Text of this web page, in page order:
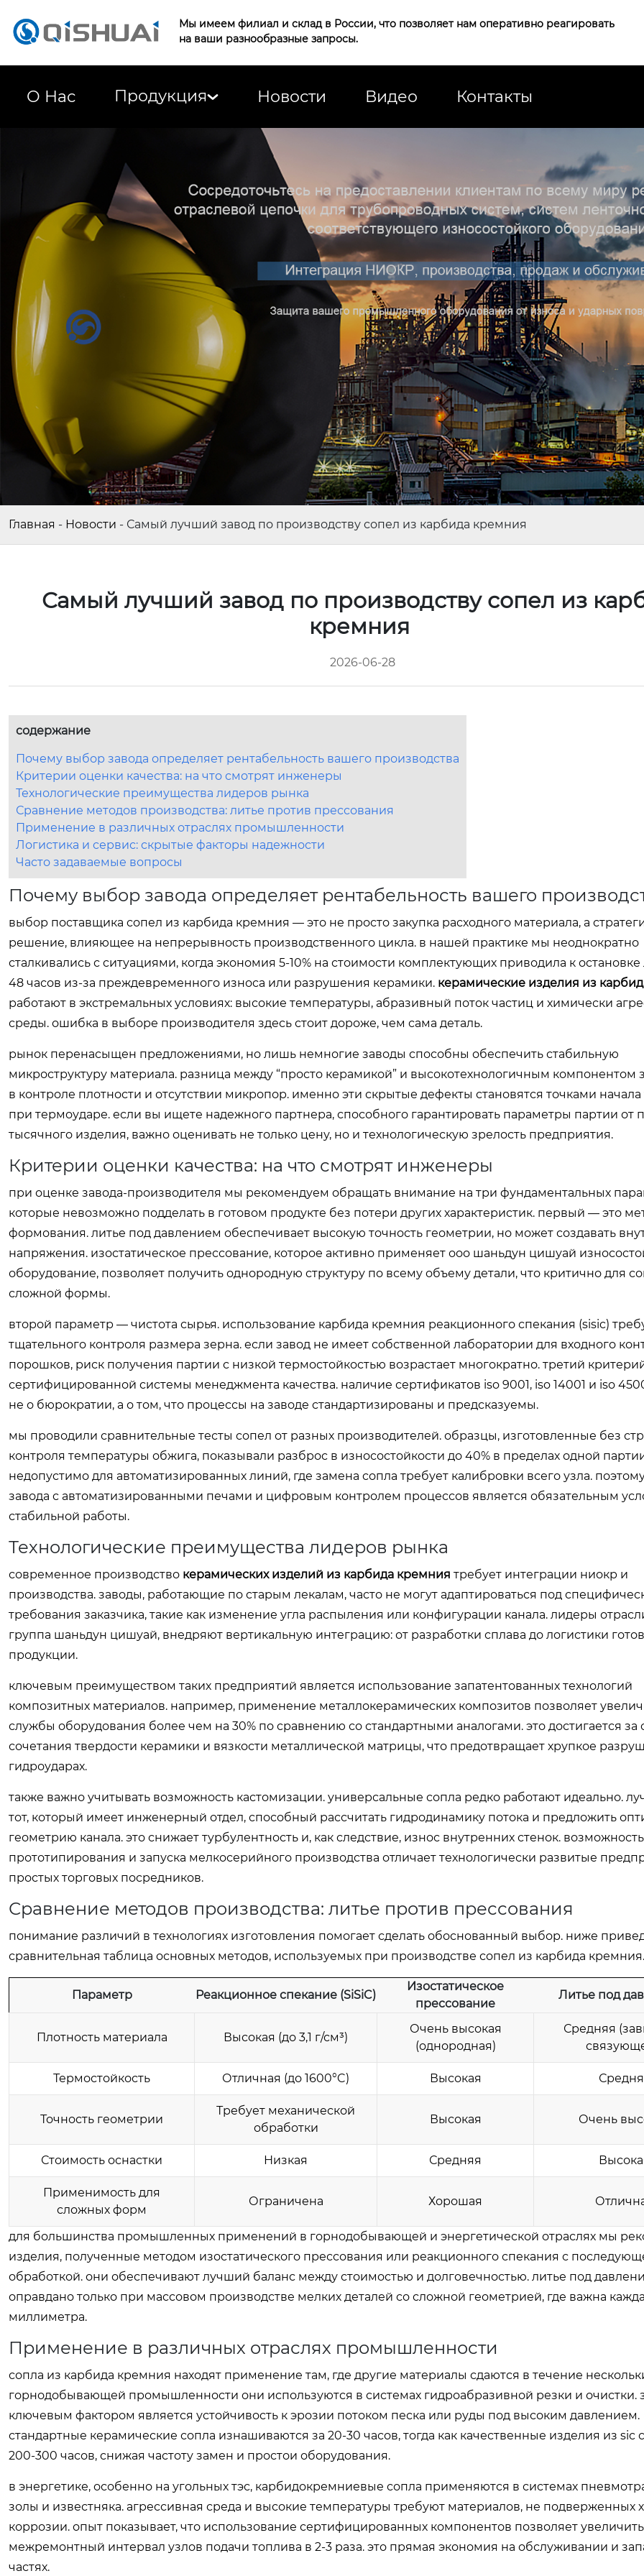
Мы имеем филиал и склад в России, что позволяет нам оперативно реагировать
на ваши разнообразные запросы.
О Нас Продукция Новости Видео Контакты
Главная - Новости - Самый лучший завод по производству сопел из карбида кремния
Самый лучший завод по производству сопел из
кремния
2026-06-28
содержание
Почему выбор завода определяет рентабельность вашего производства
Критерии оценки качества: на что смотрят инженеры
Технологические преимущества лидеров рынка
Сравнение методов производства: литье против прессования
Применение в различных отраслях промышленности
Логистика и сервис: скрытые факторы надежности
Часто задаваемые вопросы
Почему выбор завода определяет рентабельность вашего
выбор поставщика сопел из карбида кремния — это не просто закупка расходного материала, а
решение, влияющее на непрерывность производственного цикла. в нашей практике мы неоднократно
сталкивались с ситуациями, когда экономия 5-10% на стоимости комплектующих приводила к
48 часов из-за преждевременного износа или разрушения керамики. керамические изделия из
работают в экстремальных условиях: высокие температуры, абразивный поток частиц и химически
среды. ошибка в выборе производителя здесь стоит дороже, чем сама деталь.
рынок перенасыщен предложениями, но лишь немногие заводы способны обеспечить стабильную
микроструктуру материала. разница между “просто керамикой” и высокотехнологичным компонентом
в контроле плотности и отсутствии микропор. именно эти скрытые дефекты становятся точками
при термоударе. если вы ищете надежного партнера, способного гарантировать параметры партии от
тысячного изделия, важно оценивать не только цену, но и технологическую зрелость предприятия.
Критерии оценки качества: на что смотрят инженеры
при оценке завода-производителя мы рекомендуем обращать внимание на три фундаментальных
которые невозможно подделать в готовом продукте без потери других характеристик. первый — это
формования. литье под давлением обеспечивает высокую точность геометрии, но может создавать
напряжения. изостатическое прессование, которое активно применяет ооо шаньдун цишуай
оборудование, позволяет получить однородную структуру по всему объему детали, что критично для
сложной формы.
второй параметр — чистота сырья. использование карбида кремния реакционного спекания (sisic)
тщательного контроля размера зерна. если завод не имеет собственной лаборатории для входного
порошков, риск получения партии с низкой термостойкостью возрастает многократно. третий
сертифицированной системы менеджмента качества. наличие сертификатов iso 9001, iso 14001 и iso
не о бюрократии, а о том, что процессы на заводе стандартизированы и предсказуемы.
мы проводили сравнительные тесты сопел от разных производителей. образцы, изготовленные без
контроля температуры обжига, показывали разброс в износостойкости до 40% в пределах одной
недопустимо для автоматизированных линий, где замена сопла требует калибровки всего узла.
завода с автоматизированными печами и цифровым контролем процессов является обязательным
стабильной работы.
Технологические преимущества лидеров рынка
современное производство керамических изделий из карбида кремния требует интеграции ниокр и
производства. заводы, работающие по старым лекалам, часто не могут адаптироваться под
требования заказчика, такие как изменение угла распыления или конфигурации канала. лидеры
группа шаньдун цишуай, внедряют вертикальную интеграцию: от разработки сплава до логистики
продукции.
ключевым преимуществом таких предприятий является использование запатентованных технологий
композитных материалов. например, применение металлокерамических композитов позволяет
службы оборудования более чем на 30% по сравнению со стандартными аналогами. это достигается за
сочетания твердости керамики и вязкости металлической матрицы, что предотвращает хрупкое
гидроударах.
также важно учитывать возможность кастомизации. универсальные сопла редко работают идеально.
тот, который имеет инженерный отдел, способный рассчитать гидродинамику потока и предложить
геометрию канала. это снижает турбулентность и, как следствие, износ внутренних стенок.
прототипирования и запуска мелкосерийного производства отличает технологически развитые
простых торговых посредников.
Сравнение методов производства: литье против прессования
понимание различий в технологиях изготовления помогает сделать обоснованный выбор. ниже
сравнительная таблица основных методов, используемых при производстве сопел из карбида кремния.
Параметр Реакционное спекание (SiSiC)
Изостатическое
прессование
Литье под
Плотность материала Высокая (до 3,1 г/см³)
Очень высокая
(однородная)
Средняя
Термостойкость Отличная (до 1600°C) Высокая
Точность геометрии
Требует механической
обработки
Высокая Очень
Стоимость оснастки Низкая Средняя
Применимость для
сложных форм
Ограничена Хорошая
для большинства промышленных применений в горнодобывающей и энергетической отраслях мы
изделия, полученные методом изостатического прессования или реакционного спекания с
обработкой. они обеспечивают лучший баланс между стоимостью и долговечностью. литье под
оправдано только при массовом производстве мелких деталей со сложной геометрией, где важна
миллиметра.
Применение в различных отраслях промышленности
сопла из карбида кремния находят применение там, где другие материалы сдаются в течение
горнодобывающей промышленности они используются в системах гидроабразивной резки и очистки.
ключевым фактором является устойчивость к эрозии потоком песка или руды под высоким давлением.
стандартные керамические сопла изнашиваются за 20-30 часов, тогда как качественные изделия из sic
200-300 часов, снижая частоту замен и простои оборудования.
в энергетике, особенно на угольных тэс, карбидокремниевые сопла применяются в системах
золы и известняка. агрессивная среда и высокие температуры требуют материалов, не подверженных
коррозии. опыт показывает, что использование сертифицированных компонентов позволяет увеличить
межремонтный интервал узлов подачи топлива в 2-3 раза. это прямая экономия на обслуживании и
частях.